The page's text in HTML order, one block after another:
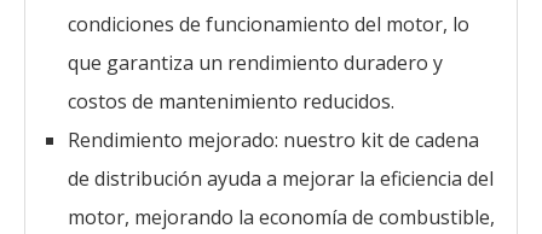
condiciones de funcionamiento del motor, lo
que garantiza un rendimiento duradero y
costos de mantenimiento reducidos.
Rendimiento mejorado: nuestro kit de cadena
de distribución ayuda a mejorar la eficiencia del
motor, mejorando la economía de combustible,